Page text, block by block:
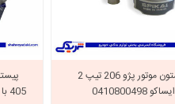
پیستون موتور پژو 206 تیپ 2
ایساکو 0410800498
405 با اورینگ دینا پارت 1202128